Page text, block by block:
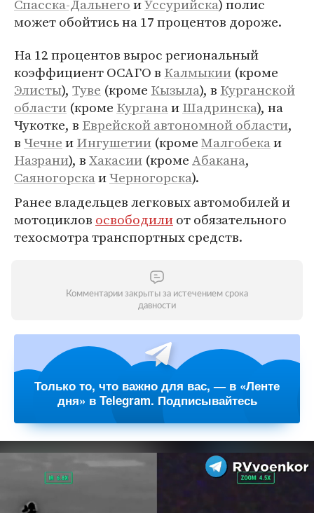
Спасска-ДальнегоиУссурийска) полис
может обойтись на 17 процентов дороже.
На 12 процентов вырос региональный
коэффициент ОСАГО в Калмыкии (кроме
Элисты), Туве (кроме Кызыла), в Курганской
области (кроме КурганаиШадринска), на
Чукотке, в Еврейской автономной области,
вЧечнеиИнгушетии (кромеМалгобекаи
Назрани), вХакасии (кромеАбакана,
СаяногорскаиЧерногорска).
Ранее владельцев легковых автомобилей и
мотоциклов освободилиот обязательного
техосмотра транспортных средств.
Комментарии закрыты за истечением срока
давности
Только то, что важно для вас, — в «Ленте
дня» в Telegram. Подписывайтесь